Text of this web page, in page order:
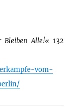
Bleiben Alle!« 132
vom-